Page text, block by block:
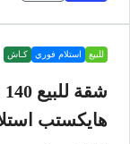
للبيع استلام فوري كـاش
هايكستب